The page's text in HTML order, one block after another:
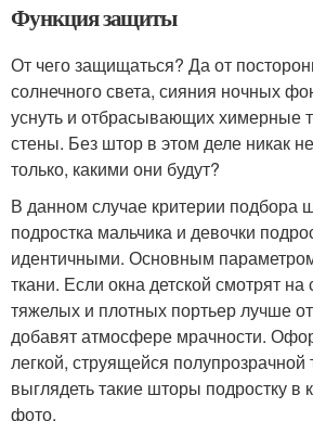
Функция защиты
От чего защищаться? Да от
солнечного света, сияния ночных
уснуть и отбрасывающих химерные
стены. Без штор в этом деле никак
только, какими они будут?
В данном случае критерии подбора
подростка мальчика и девочки
идентичными. Основным
ткани. Если окна детской смотрят на
тяжелых и плотных портьер лучше
добавят атмосфере мрачности.
легкой, струящейся полупрозрачной
выглядеть такие шторы подростку в
фото.